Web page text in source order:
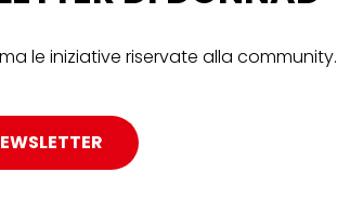
le iniziative riservate alla community.